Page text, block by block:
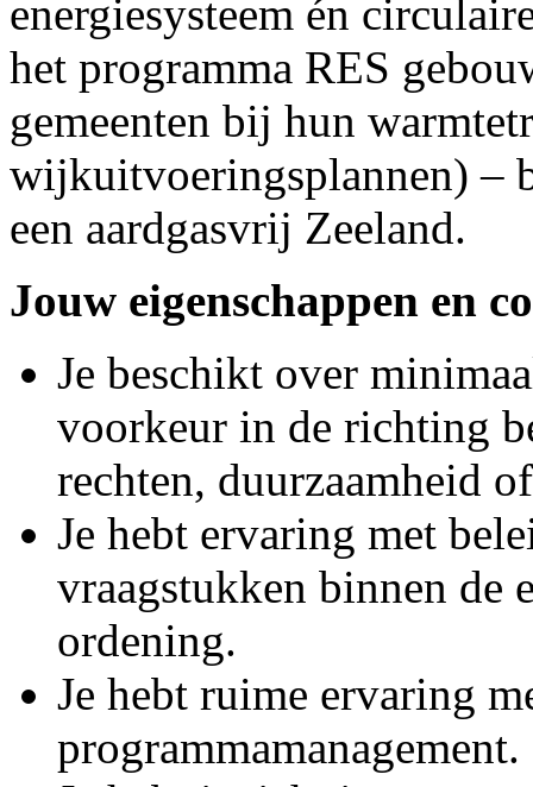
energiesysteem én
het programma RES
gemeenten bij hun
wijkuitvoeringsplannen) –
een aardgasvrij Zeeland.
Jouw eigenschappen en
Je beschikt over
voorkeur in de richting
rechten, duurzaamheid
Je hebt ervaring met
vraagstukken binnen de
ordening.
Je hebt ruime ervaring
programmamanagement.